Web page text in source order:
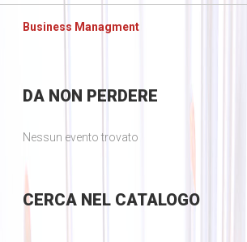
Business Managment
DANON PERDERE
Nessun evento trovato
CERCANEL CATALOGO